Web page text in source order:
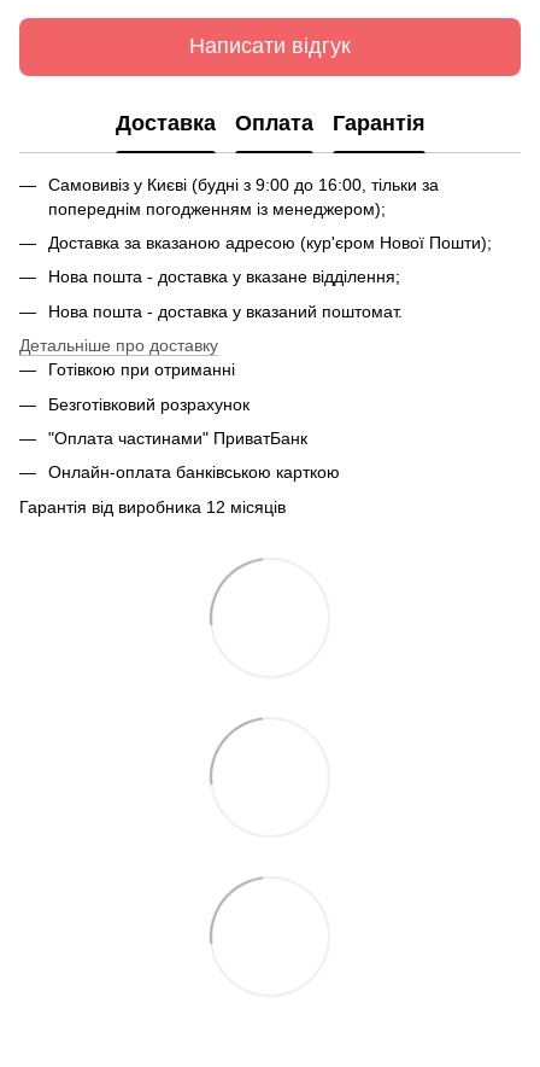
Написати відгук
Доставка Оплата Гарантія
Самовивіз у Києві (будні з 9:00 до 16:00, тільки за
попереднім погодженням із менеджером);
Доставка за вказаною адресою (кур'єром Нової Пошти);
Нова пошта - доставка у вказане відділення;
Нова пошта - доставка у вказаний поштомат.
Детальніше про доставку
Готівкою при отриманні
Безготівковий розрахунок
"Оплата частинами" ПриватБанк
Онлайн-оплата банківською карткою
Гарантія від виробника 12 місяців